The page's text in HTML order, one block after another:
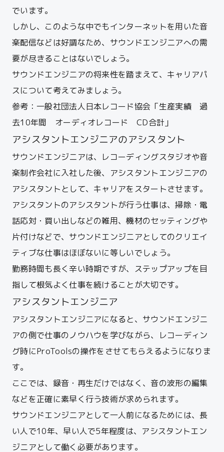
でいます。
しかし、このような中でもインターネットを用いた音
楽配信などは好調なため、サウンドエンジニアへの需
要が尽きることはないでしょう。
サウンドエンジニアの将来性を踏まえて、キャリアパ
スについて考えてみましょう。
参考： 一般社団法人日本レコード協会「生産実績 過
去10年間 オーディオレコード CD合計」
アシスタントエンジニアのアシスタント
サウンドエンジニアは、レコーディングスタジオや音
楽制作会社に入社した後、アシスタントエンジニアの
アシスタントとして、キャリアをスタートさせます。
アシスタントのアシスタントが行う仕事は、掃除・電
話応対・買い出しなどの雑用、機材のセッティングや
片付けなどで、サウンドエンジニアとしてのクリエイ
ティブな仕事はほぼないに等しいでしょう。
勤務時間も長く辛い時期ですが、ステップアップを目
指して根気よく仕事を続けることが大切です。
アシスタントエンジニア
アシスタントエンジニアになると、サウンドエンジニ
アの側で仕事のノウハウを学びながら、レコーディン
グ時にProToolsの操作をさせてもらえるようになりま
す。
ここでは、録音・再生だけではなく、音の波形の編集
などを正確に素早く行う技術が求められます。
サウンドエンジニアとして一人前になるためには、長
い人で10年、早い人で5年程度は、アシスタントエン
ジニアとして働く必要があります。